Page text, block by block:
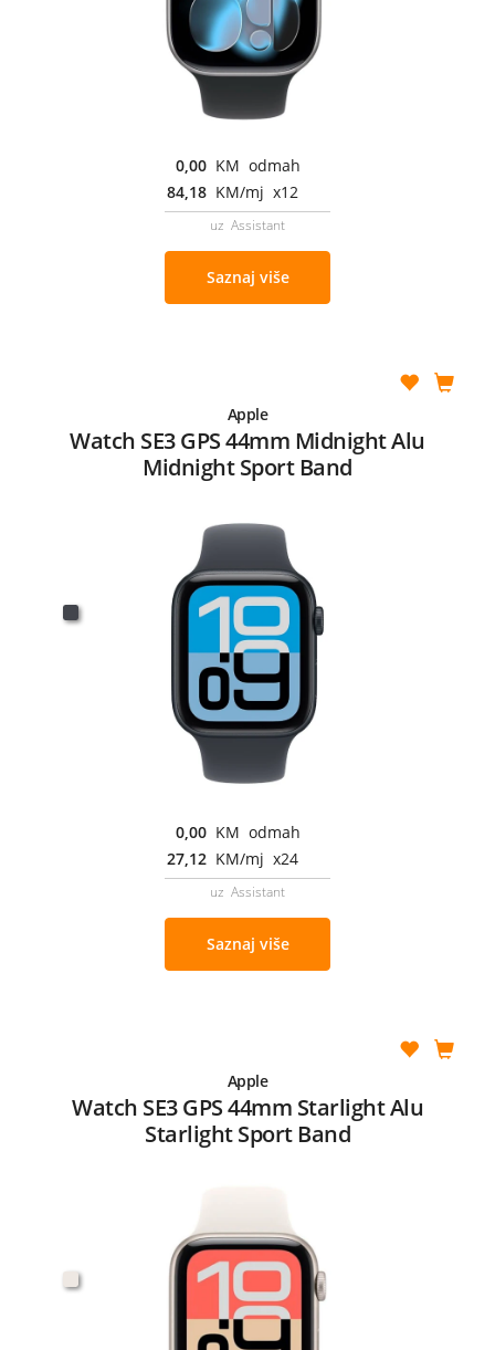
0,00 KM odmah
84,18 KM/mj x12
uz Assistant
Saznaj više
Apple
Watch SE3 GPS 44mm Midnight Alu
Midnight Sport Band
0,00 KM odmah
27,12 KM/mj x24
uz Assistant
Saznaj više
Apple
Watch SE3 GPS 44mm Starlight Alu
Starlight Sport Band